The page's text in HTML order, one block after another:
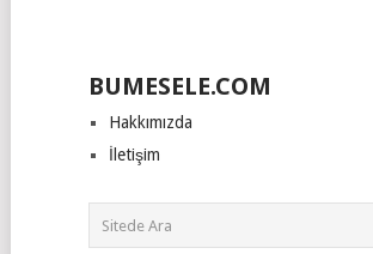
BUMESELE.COM
Hakkımızda
İletişim